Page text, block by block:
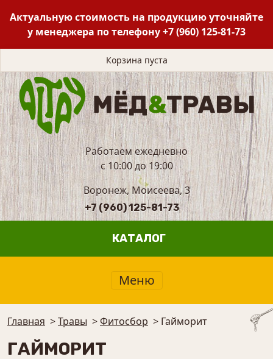
Актуальную стоимость на продукцию уточняйте
у менеджера по телефону+7 (960) 125-81-73
Корзина пуста
Работаем ежедневно
с 10:00 до 19:00
Воронеж, Моисеева, 3
+7 (960) 125-81-73
КАТАЛОГ
Меню
Главная >Травы >⁠Фитосбор > Гайморит
ГАЙМОРИТ